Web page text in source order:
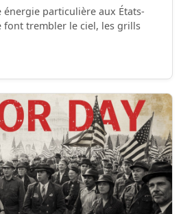
particulière aux États-
font trembler le ciel, les grills